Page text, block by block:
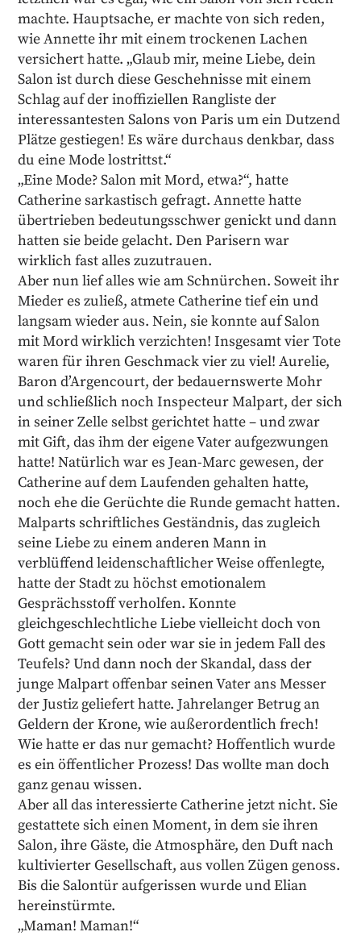
machte. Hauptsache, er machte von sich reden,
wie Annette ihr mit einem trockenen Lachen
versichert hatte. „Glaub mir, meine Liebe, dein
Salon ist durch diese Geschehnisse mit einem
Schlag auf der inoffiziellen Rangliste der
interessantesten Salons von Paris um ein Dutzend
Plätze gestiegen! Es wäre durchaus denkbar, dass
du eine Mode lostrittst.“
„Eine Mode? Salon mit Mord, etwa?“, hatte
Catherine sarkastisch gefragt. Annette hatte
übertrieben bedeutungsschwer genickt und dann
hatten sie beide gelacht. Den Parisern war
wirklich fast alles zuzutrauen.
Aber nun lief alles wie am Schnürchen. Soweit ihr
Mieder es zuließ, atmete Catherine tief ein und
langsam wieder aus. Nein, sie konnte auf Salon
mit Mord wirklich verzichten! Insgesamt vier Tote
waren für ihren Geschmack vier zu viel! Aurelie,
Baron d’Argencourt, der bedauernswerte Mohr
und schließlich noch Inspecteur Malpart, der sich
in seiner Zelle selbst gerichtet hatte – und zwar
mit Gift, das ihm der eigene Vater aufgezwungen
hatte! Natürlich war es Jean-Marc gewesen, der
Catherine auf dem Laufenden gehalten hatte,
noch ehe die Gerüchte die Runde gemacht hatten.
Malparts schriftliches Geständnis, das zugleich
seine Liebe zu einem anderen Mann in
verblüffend leidenschaftlicher Weise offenlegte,
hatte der Stadt zu höchst emotionalem
Gesprächsstoff verholfen. Konnte
gleichgeschlechtliche Liebe vielleicht doch von
Gott gemacht sein oder war sie in jedem Fall des
Teufels? Und dann noch der Skandal, dass der
junge Malpart offenbar seinen Vater ans Messer
der Justiz geliefert hatte. Jahrelanger Betrug an
Geldern der Krone, wie außerordentlich frech!
Wie hatte er das nur gemacht? Hoffentlich wurde
es ein öffentlicher Prozess! Das wollte man doch
ganz genau wissen.
Aber all das interessierte Catherine jetzt nicht. Sie
gestattete sich einen Moment, in dem sie ihren
Salon, ihre Gäste, die Atmosphäre, den Duft nach
kultivierter Gesellschaft, aus vollen Zügen genoss.
Bis die Salontür aufgerissen wurde und Elian
hereinstürmte.
„Maman! Maman!“